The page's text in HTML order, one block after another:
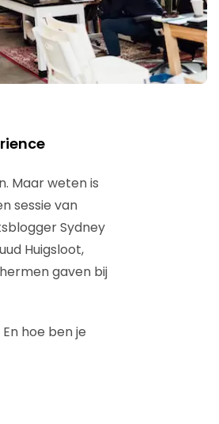
Maar weten is
sessie van
Sydney
Huigsloot,
gaven bij
hoe ben je